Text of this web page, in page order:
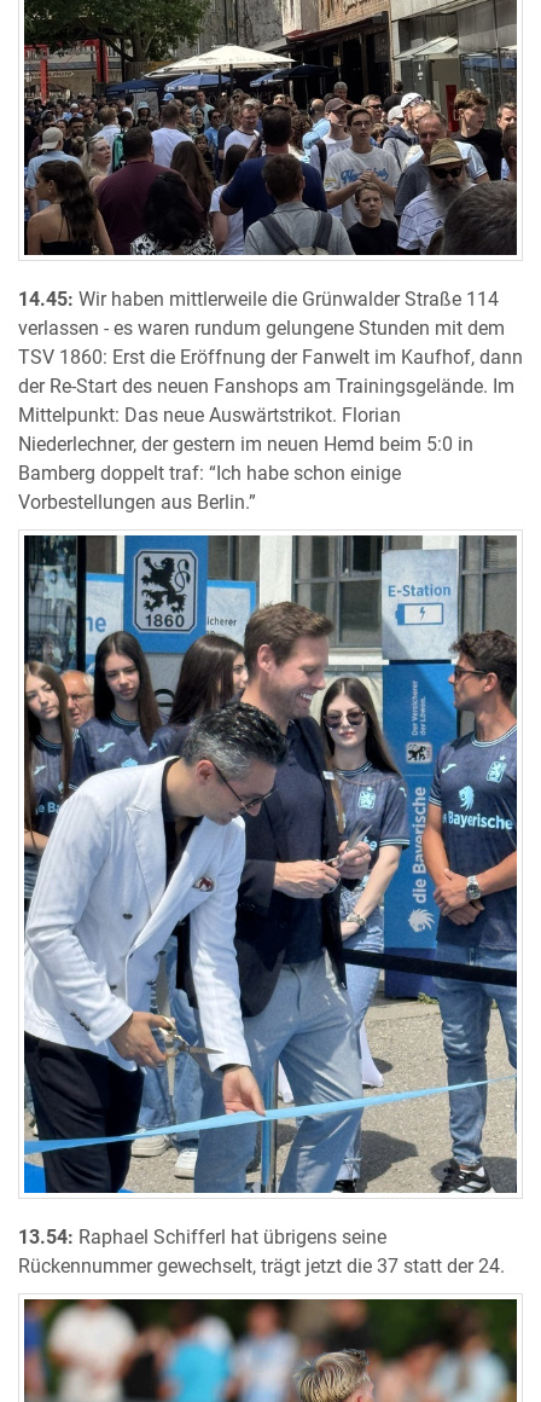
14.45: Wir haben mittlerweile die Grünwalder Straße 114
verlassen - es waren rundum gelungene Stunden mit dem
TSV 1860: Erst die Eröffnung der Fanwelt im Kaufhof, dann
der Re-Start des neuen Fanshops am Trainingsgelände. Im
Mittelpunkt: Das neue Auswärtstrikot. Florian
Niederlechner, der gestern im neuen Hemd beim 5:0 in
Bamberg doppelt traf: “Ich habe schon einige
Vorbestellungen aus Berlin.”
13.54: Raphael Schifferl hat übrigens seine
Rückennummer gewechselt, trägt jetzt die 37 statt der 24.